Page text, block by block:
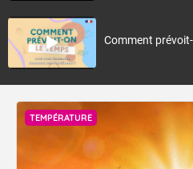
Comment
TEMPÉRATURE